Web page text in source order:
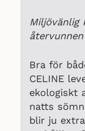
Miljövänlig
Bra för
CELINE
ekologiskt
natts
blir ju